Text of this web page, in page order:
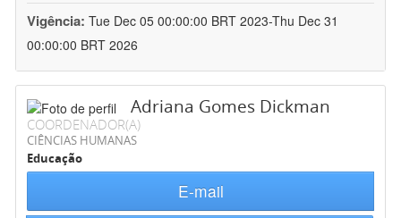
Vigência: Tue Dec 05 00:00:00 BRT 2023-Thu Dec 31
00:00:00 BRT 2026
Adriana Gomes Dickman
COORDENADOR(A)
CIÊNCIAS HUMANAS
Educação
E-mail